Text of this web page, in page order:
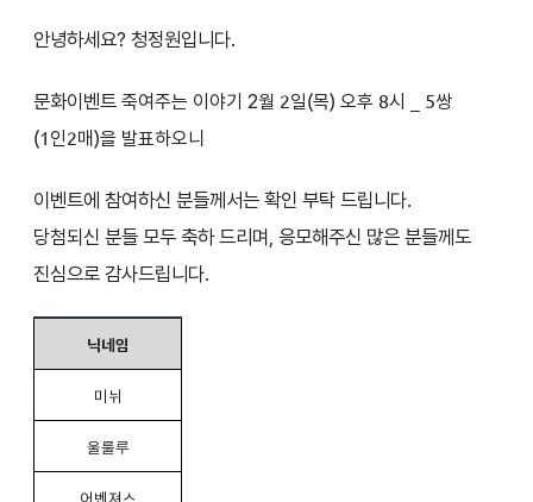
안녕하세요? 청정원입니다.
문화이벤트 죽여주는 이야기 2월 2일(목) 오후 8시
_ 5쌍
(1인2매)을 발표하오니
이벤트에 참여하신 분들께서는 확인 부탁 드립니다.
당첨되신 분들 모두 축하 드리며, 응모해주신 많은 분들께도
진심으로 감사드립니다.
닉네임
미뉘
울룰루